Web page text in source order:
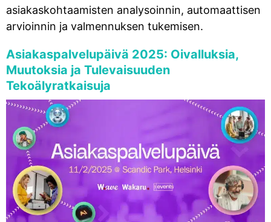
asiakaskohtaamisten analysoinnin, automaattisen
arvioinnin ja valmennuksen tukemisen.
Asiakaspalvelupäivä 2025: Oivalluksia,
Muutoksia ja Tulevaisuuden
Tekoälyratkaisuja